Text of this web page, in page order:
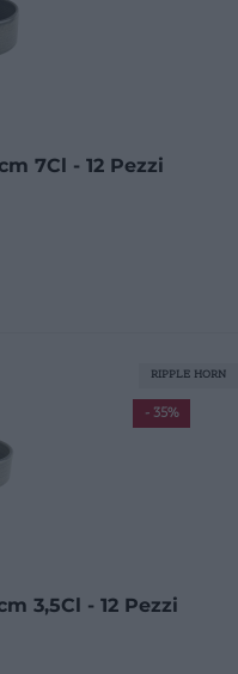
7Cl - 12 Pezzi
3,5Cl - 12 Pezzi
- 35%
RIPPLE HORN